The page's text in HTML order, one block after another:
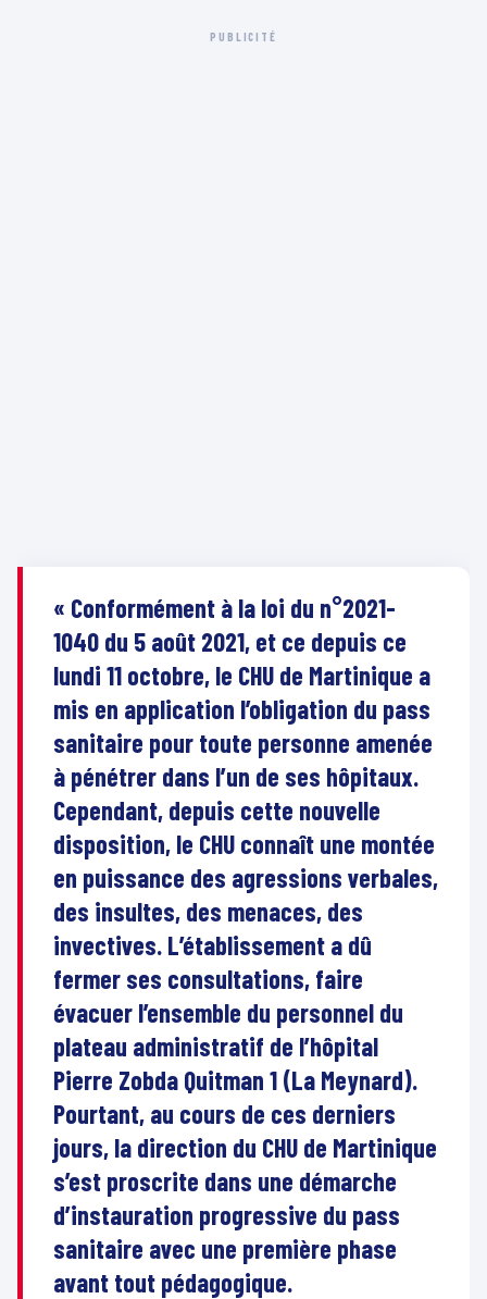
PUBLICITÉ
« Conformément à la loi du n°2021-
1040 du 5 août 2021, et ce depuis ce
lundi 11 octobre, le CHU de Martinique a
mis en application l’obligation du pass
sanitaire pour toute personne amenée
à pénétrer dans l’un de ses hôpitaux.
Cependant, depuis cette nouvelle
disposition, le CHU connaît une montée
en puissance des agressions verbales,
des insultes, des menaces, des
invectives. L’établissement a dû
fermer ses consultations, faire
évacuer l’ensemble du personnel du
plateau administratif de l’hôpital
Pierre Zobda Quitman 1 (La Meynard).
Pourtant, au cours de ces derniers
jours, la direction du CHU de Martinique
s’est proscrite dans une démarche
d’instauration progressive du pass
sanitaire avec une première phase
avant tout pédagogique.